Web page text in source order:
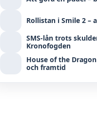
Rollistan i Smile 2 –
SMS-lån trots
Kronofogden
House of the
och framtid